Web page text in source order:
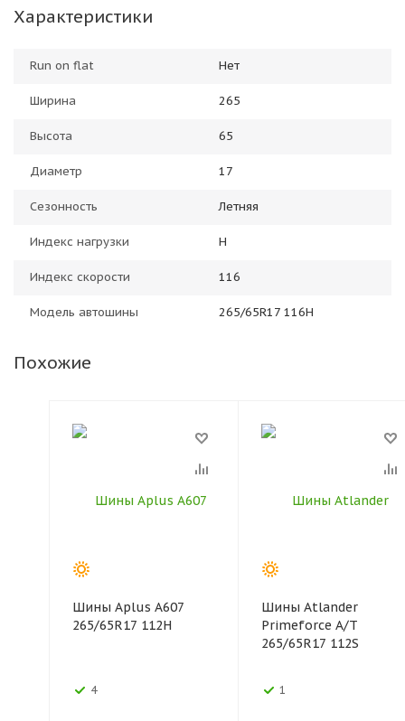
Характеристики
Run on flat Нет
Ширина 265
Высота 65
Диаметр 17
Сезонность Летняя
Индекс нагрузки H
Индекс скорости 116
Модель автошины 265/65R17 116H
Похожие
Шины Aplus A607
265/65R17 112H
4
Шины Atlander
Primeforce A/T
265/65R17 112S
1